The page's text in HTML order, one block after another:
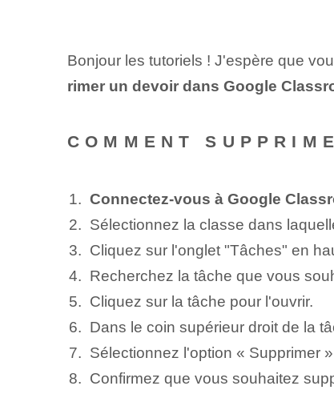
Bonjour les tutoriels ! J'espère que
rimer un devoir dans Google
COMMENT
Connectez-vous à Google
Sélectionnez la classe dans
Cliquez sur l'onglet "Tâches" en
Recherchez la tâche que vous
Cliquez sur la tâche pour l'ouvrir.
Dans le coin supérieur droit de la
Sélectionnez l'option « Supprimer
Confirmez que vous souhaitez